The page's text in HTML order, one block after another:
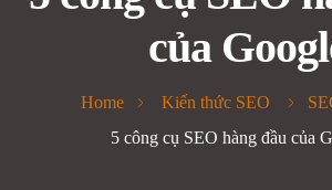
của
Home Kiến thức SEO
5 công cụ SEO hàng đầu của